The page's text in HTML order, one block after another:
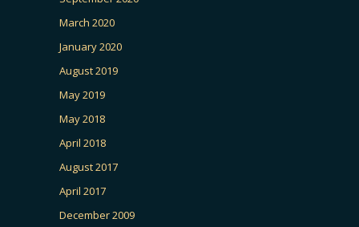
March 2020
January 2020
August 2019
May 2019
May 2018
April 2018
August 2017
April 2017
December 2009